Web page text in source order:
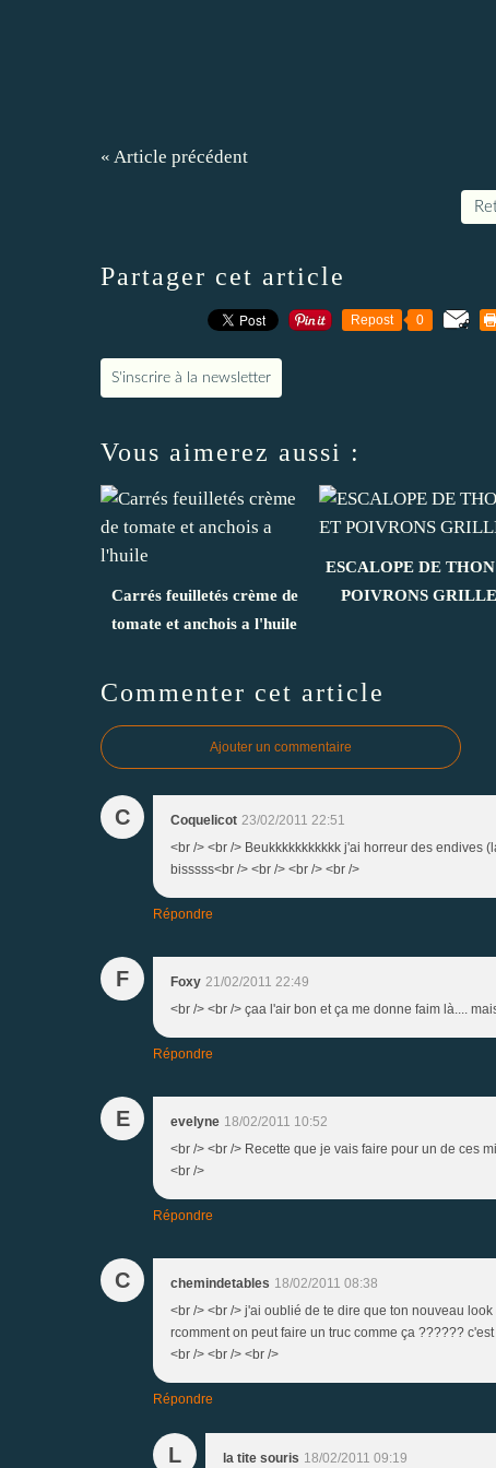
« Article précédent
Partager cet article
Repost 0
S'inscrire à la newsletter
Vous aimerez aussi :
Carrés feuilletés crème de
tomate et anchois a l'huile
ESCALOPE DE
POIVRONS
Commenter cet article
Ajouter un commentaire
C Coquelicot 23/02/2011 22:51
<br /> <br /> Beukkkkkkkkkkk j'ai horreur des endives
bisssss<br /> <br /> <br /> <br />
Répondre
F Foxy 21/02/2011 22:49
<br /> <br /> çaa l'air bon et ça me donne faim là....
Répondre
E evelyne 18/02/2011 10:52
<br /> <br /> Recette que je vais faire pour un de ces
<br />
Répondre
C chemindetables 18/02/2011 08:38
<br /> <br /> j'ai oublié de te dire que ton nouveau
rcomment on peut faire un truc comme ça ??????
<br /> <br /> <br />
Répondre
L la tite souris 18/02/2011 09:19